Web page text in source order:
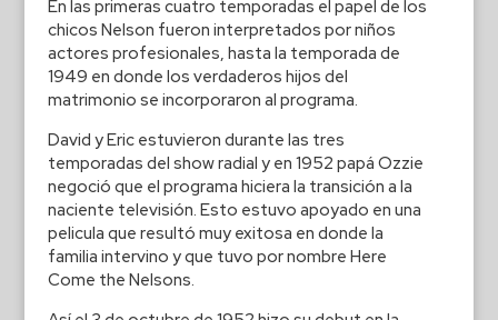
En las primeras cuatro temporadas el papel de los
chicos Nelson fueron interpretados por niños
actores profesionales, hasta la temporada de
1949 en donde los verdaderos hijos del
matrimonio se incorporaron al programa.
David y Eric estuvieron durante las tres
temporadas del show radial y en 1952 papá Ozzie
negoció que el programa hiciera la transición a la
naciente televisión. Esto estuvo apoyado en una
pelicula que resultó muy exitosa en donde la
familia intervino y que tuvo por nombre Here
Come the Nelsons.